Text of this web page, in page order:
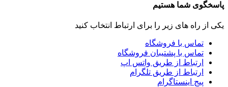
پاسخگوی شما هستیم
یکی از راه های زیر را برای ارتباط انتخاب کنید
تماس با فروشگاه
تماس با پشتیبان فروشگاه
ارتباط از طریق واتس اپ
ارتباط از طریق تلگرام
پیج اینستاگرام